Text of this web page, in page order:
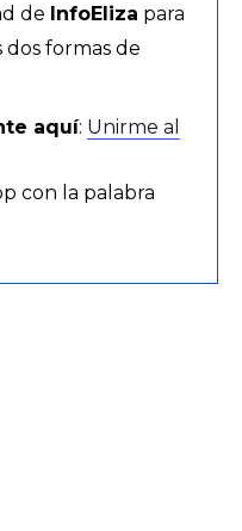
de InfoEliza para
formas de
aquí: Unirme al
con la palabra